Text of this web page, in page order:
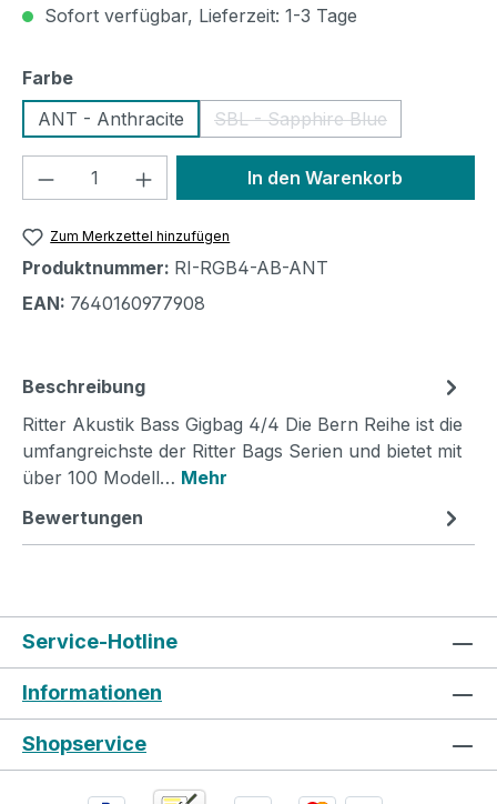
Sofort verfügbar, Lieferzeit: 1-3 Tage
Farbeauswählen
ANT - Anthracite
SBL - Sapphire Blue
(Diese Option ist zurzeit
Produkt Anzahl: Gib denIn den Warenkorb
Zum Merkzettel hinzufügen
Produktnummer: RI-RGB4-AB-ANT
EAN: 7640160977908
Beschreibung
Ritter Akustik Bass Gigbag 4/4 Die Bern Reihe ist die
umfangreichste der Ritter Bags Serien und bietet mit
über 100 Modell… Mehr
Bewertungen
Service-Hotline
Informationen
Shopservice